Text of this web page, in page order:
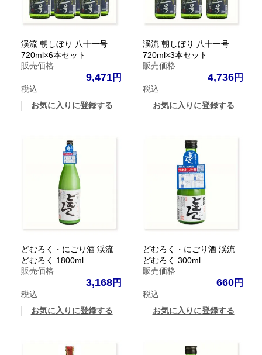
渓流 朝しぼり 八十一号
720ml×6本セット
販売価格
9,471
税込
お気に入りに登録する
渓流 朝しぼり 八十一号
720ml×3本セット
販売価格
4,736
税込
お気に入りに登録する
どむろく・にごり酒 渓流
どむろく 1800ml
販売価格
3,168
税込
お気に入りに登録する
どむろく・にごり酒 渓流
どむろく 300ml
販売価格
660
税込
お気に入りに登録する